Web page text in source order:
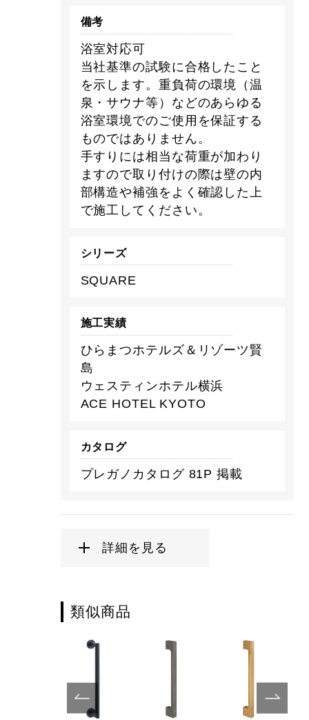
備考
浴室対応可
当社基準の試験に合格したこと
を示します。重負荷の環境（温
泉・サウナ等）などのあらゆる
浴室環境でのご使用を保証する
ものではありません。
手すりには相当な荷重が加わり
ますので取り付けの際は壁の内
部構造や補強をよく確認した上
で施工してください。
シリーズ
SQUARE
施工実績
ひらまつホテルズ＆リゾーツ賢
島
ウェスティンホテル横浜
ACE HOTEL KYOTO
カタログ
プレガノカタログ 81P 掲載
詳細を見る
類似商品